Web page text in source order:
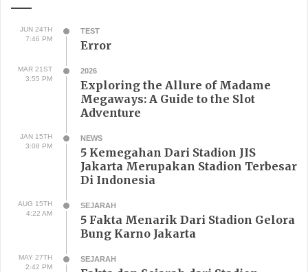
JUN 24TH
7:46 PM
TEST
Error
MAR 21ST
3:55 PM
2026
Exploring the Allure of Madame
Megaways: A Guide to the Slot
Adventure
JAN 15TH
3:08 PM
NEWS
5 Kemegahan Dari Stadion JIS
Jakarta Merupakan Stadion Terbesar
Di Indonesia
AUG 15TH
4:22 AM
SEJARAH
5 Fakta Menarik Dari Stadion Gelora
Bung Karno Jakarta
MAY 27TH
2:42 PM
SEJARAH